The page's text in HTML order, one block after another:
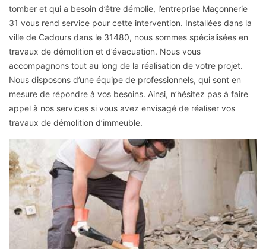
tomber et qui a besoin d’être démolie, l’entreprise Maçonnerie
31 vous rend service pour cette intervention. Installées dans la
ville de Cadours dans le 31480, nous sommes spécialisées en
travaux de démolition et d’évacuation. Nous vous
accompagnons tout au long de la réalisation de votre projet.
Nous disposons d’une équipe de professionnels, qui sont en
mesure de répondre à vos besoins. Ainsi, n’hésitez pas à faire
appel à nos services si vous avez envisagé de réaliser vos
travaux de démolition d’immeuble.